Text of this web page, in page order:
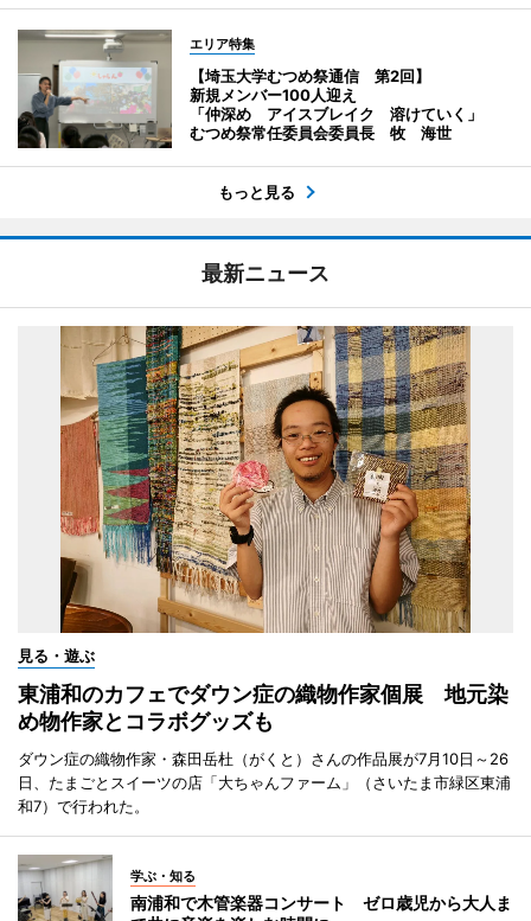
エリア特集
【埼玉大学むつめ祭通信 第2回】
新規メンバー100人迎え
「仲深め アイスブレイク 溶けていく」
むつめ祭常任委員会委員長 牧 海世
もっと見る
最新ニュース
見る・遊ぶ
東浦和のカフェでダウン症の織物作家個展 地元染
め物作家とコラボグッズも
ダウン症の織物作家・森田岳杜（がくと）さんの作品展が7月10日～26
日、たまごとスイーツの店「大ちゃんファーム」（さいたま市緑区東浦
和7）で行われた。
学ぶ・知る
南浦和で木管楽器コンサート ゼロ歳児から大人ま